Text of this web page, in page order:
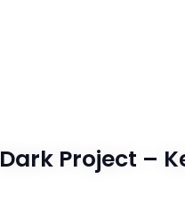
Dark Project –